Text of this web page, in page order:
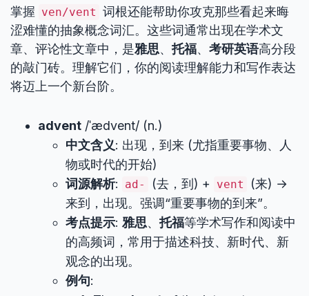
掌握 ven/vent 词根还能帮助你攻克那些看起来晦
涩难懂的抽象概念词汇。这些词通常出现在学术文
章、评论性文章中，是雅思、托福、 考研英语高分段
的敲门砖。理解它们，你的阅读理解能力和写作表达
将迈上一个新台阶。
advent /ˈædvent/ (n.)
中文含义: 出现，到来 (尤指重要事物、人
物或时代的开始)
词源解析: ad- (去，到) + vent
(来) →
来到，出现。强调“重要事物的到来”。
考点提示: 雅思、托福等学术写作和阅读中
的高频词，常用于描述科技、新时代、新
观念的出现。
例句: